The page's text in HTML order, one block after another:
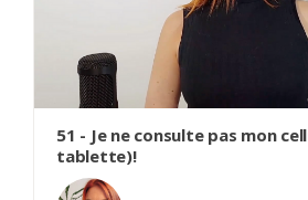
51 - Je ne consulte pas mon
tablette)!